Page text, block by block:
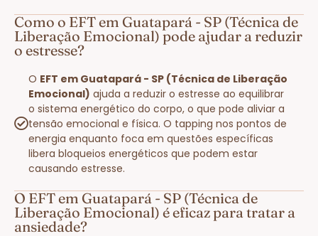
Como o EFT em Guatapará - SP (Técnica de
Liberação Emocional) pode ajudar a reduzir
o estresse?
O EFT em Guatapará - SP (Técnica de Liberação
Emocional) ajuda a reduzir o estresse ao equilibrar
o sistema energético do corpo, o que pode aliviar a
tensão emocional e física. O tapping nos pontos de
energia enquanto foca em questões específicas
libera bloqueios energéticos que podem estar
causando estresse.
O EFT em Guatapará - SP (Técnica de
Liberação Emocional) é eficaz para tratar a
ansiedade?